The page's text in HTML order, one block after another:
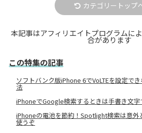
カテゴリートップ
本記事はアフィリエイトプログラムに
合があります
この特集の記事
ソフトバンク版iPhone 6でVoLTEを設定で
法
iPhoneでGoogle検索するときは手書き文字
iPhoneの電池を節約！Spotlight検索は意外
使うぞ